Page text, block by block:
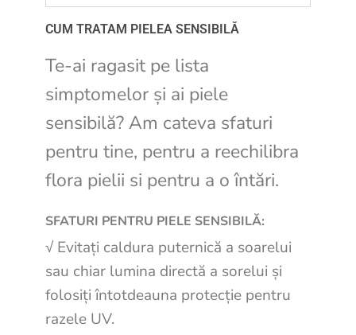
CUM TRATAM PIELEA SENSIBILĂ
Te-ai ragasit pe lista
simptomelor și ai piele
sensibilă? Am cateva sfaturi
pentru tine, pentru a reechilibra
flora pielii si pentru a o întări.
SFATURI PENTRU PIELE SENSIBILĂ:
√ Evitați caldura puternică a soarelui
sau chiar lumina directă a sorelui și
folosiți întotdeauna protecție pentru
razele UV.